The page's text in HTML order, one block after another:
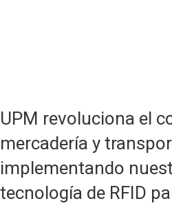
UPM revoluciona el
mercadería y
implementando
tecnología de RFID